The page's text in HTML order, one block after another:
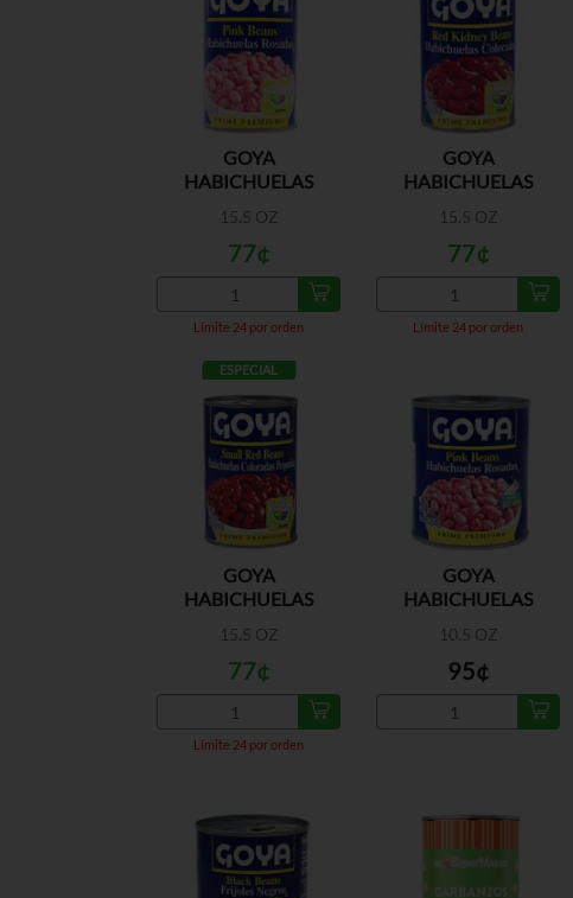
GOYA
HABICHUELAS
Y SAL
15.5 OZ
Límite 24 por orden
77¢
GOYA
HABICHUELAS
AGUA Y SAL
15.5 OZ
Límite 24 por orden
77¢
ESPECIAL
GOYA
HABICHUELAS
PEQUENAS A/S
15.5 OZ
Límite 24 por orden
77¢
GOYA
HABICHUELAS
Y SAL
10.5 OZ
95¢